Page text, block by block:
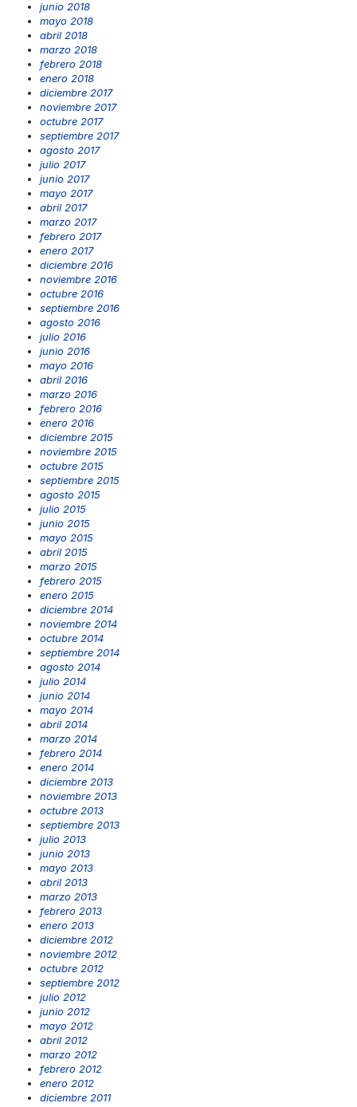
junio 2018
mayo 2018
abril 2018
marzo 2018
febrero 2018
enero 2018
diciembre 2017
noviembre 2017
octubre 2017
septiembre 2017
agosto 2017
julio 2017
junio 2017
mayo 2017
abril 2017
marzo 2017
febrero 2017
enero 2017
diciembre 2016
noviembre 2016
octubre 2016
septiembre 2016
agosto 2016
julio 2016
junio 2016
mayo 2016
abril 2016
marzo 2016
febrero 2016
enero 2016
diciembre 2015
noviembre 2015
octubre 2015
septiembre 2015
agosto 2015
julio 2015
junio 2015
mayo 2015
abril 2015
marzo 2015
febrero 2015
enero 2015
diciembre 2014
noviembre 2014
octubre 2014
septiembre 2014
agosto 2014
julio 2014
junio 2014
mayo 2014
abril 2014
marzo 2014
febrero 2014
enero 2014
diciembre 2013
noviembre 2013
octubre 2013
septiembre 2013
julio 2013
junio 2013
mayo 2013
abril 2013
marzo 2013
febrero 2013
enero 2013
diciembre 2012
noviembre 2012
octubre 2012
septiembre 2012
julio 2012
junio 2012
mayo 2012
abril 2012
marzo 2012
febrero 2012
enero 2012
diciembre 2011